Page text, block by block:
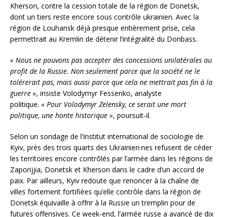
Kherson, contre la cession totale de la région de Donetsk,
dont un tiers reste encore sous contrôle ukrainien. Avec la
région de Louhansk déjà presque entièrement prise, cela
permettrait au Kremlin de détenir l’intégralité du Donbass.
« Nous ne pouvons pas accepter des concessions unilatérales au
profit de la Russie. Non seulement parce que la société ne le
tolérerait pas, mais aussi parce que cela ne mettrait pas fin à la
guerre », insiste Volodymyr Fessenko, analyste
politique. « Pour Volodymyr Zelensky, ce serait une mort
politique, une honte historique », poursuit-il.
Selon un sondage de l’Institut international de sociologie de
Kyiv, près des trois quarts des Ukrainien·nes refusent de céder
les territoires encore contrôlés par l’armée dans les régions de
Zaporijjia, Donetsk et Kherson dans le cadre d’un accord de
paix. Par ailleurs, Kyiv redoute que renoncer à la chaîne de
villes fortement fortifiées qu’elle contrôle dans la région de
Donetsk équivaille à offrir à la Russie un tremplin pour de
futures offensives. Ce week-end, l’armée russe a avancé de dix